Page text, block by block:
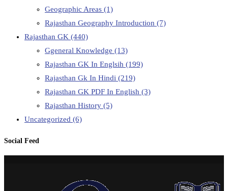
Geographic Areas (1)
Rajasthan Geography Introduction (7)
Rajasthan GK (440)
Ggeneral Knowledge (13)
Rajasthan GK In Englsih (199)
Rajasthan Gk In Hindi (219)
Rajasthan GK PDF In English (3)
Rajasthan History (5)
Uncategorized (6)
Social Feed